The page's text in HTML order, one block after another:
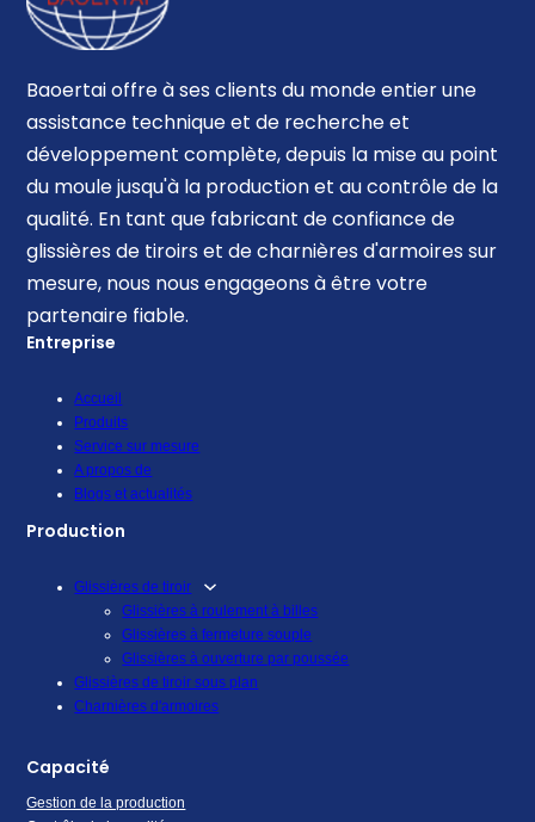
Baoertai offre à ses clients du monde entier une
assistance technique et de recherche et
développement complète, depuis la mise au point
du moule jusqu'à la production et au contrôle de la
qualité. En tant que fabricant de confiance de
glissières de tiroirs et de charnières d'armoires sur
mesure, nous nous engageons à être votre
partenaire fiable.
Entreprise
Accueil
Produits
Service sur mesure
A propos de
Blogs et actualités
Production
Glissières de tiroir
Glissières à roulement à billes
Glissières à fermeture souple
Glissières à ouverture par poussée
Glissières de tiroir sous plan
Charnières d'armoires
Capacité
Gestion de la production